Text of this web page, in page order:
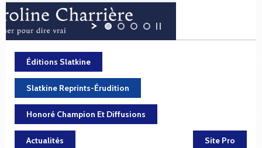
Éditions Slatkine
Slatkine Reprints-Érudition
Honoré Champion Et Diffusions
Actualités Site Pro